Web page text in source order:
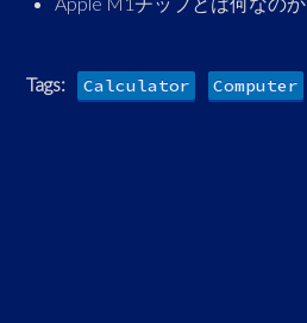
Tags: Calculator Computer